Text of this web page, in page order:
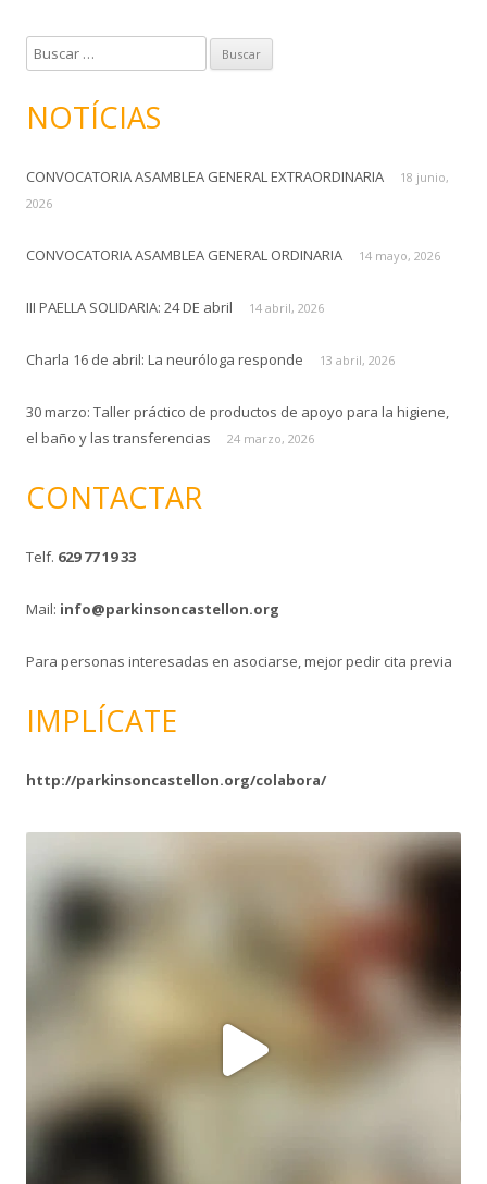
u
c
r
:
NOTÍCIAS
CONVOCATORIA ASAMBLEA GENERAL EXTRAORDINARIA
18 junio,
2026
CONVOCATORIA ASAMBLEA GENERAL ORDINARIA 14 mayo, 2026
III PAELLA SOLIDARIA: 24 DE abril 14 abril, 2026
Charla 16 de abril: La neuróloga responde 13 abril, 2026
30 marzo: Taller práctico de productos de apoyo para la higiene,
el baño y las transferencias
24 marzo, 2026
CONTACTAR
Telf. 629 77 19 33
Mail: info@parkinsoncastellon.org
Para personas interesadas en asociarse, mejor pedir cita previa
IMPLÍCATE
http://parkinsoncastellon.org/colabora/